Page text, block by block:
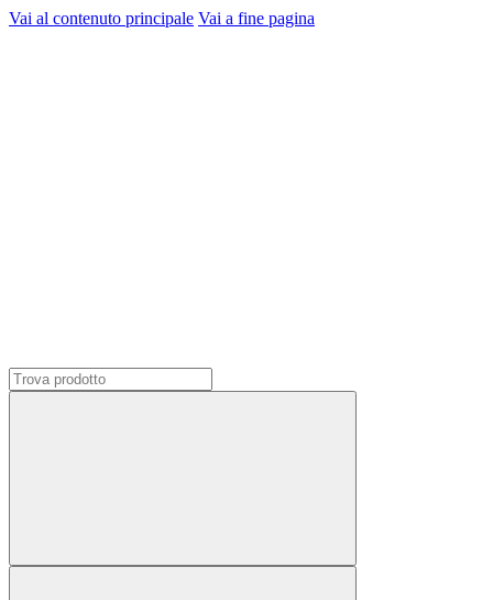
Vai al contenuto principale Vai a fine pagina